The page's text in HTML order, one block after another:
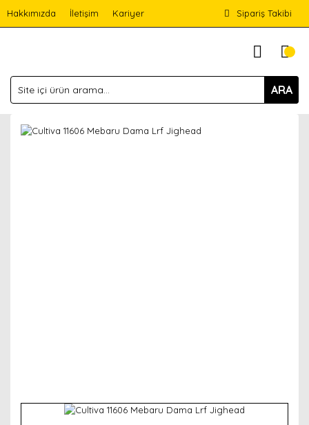
Hakkımızda İletişim Kariyer Sipariş Takibi
ARA